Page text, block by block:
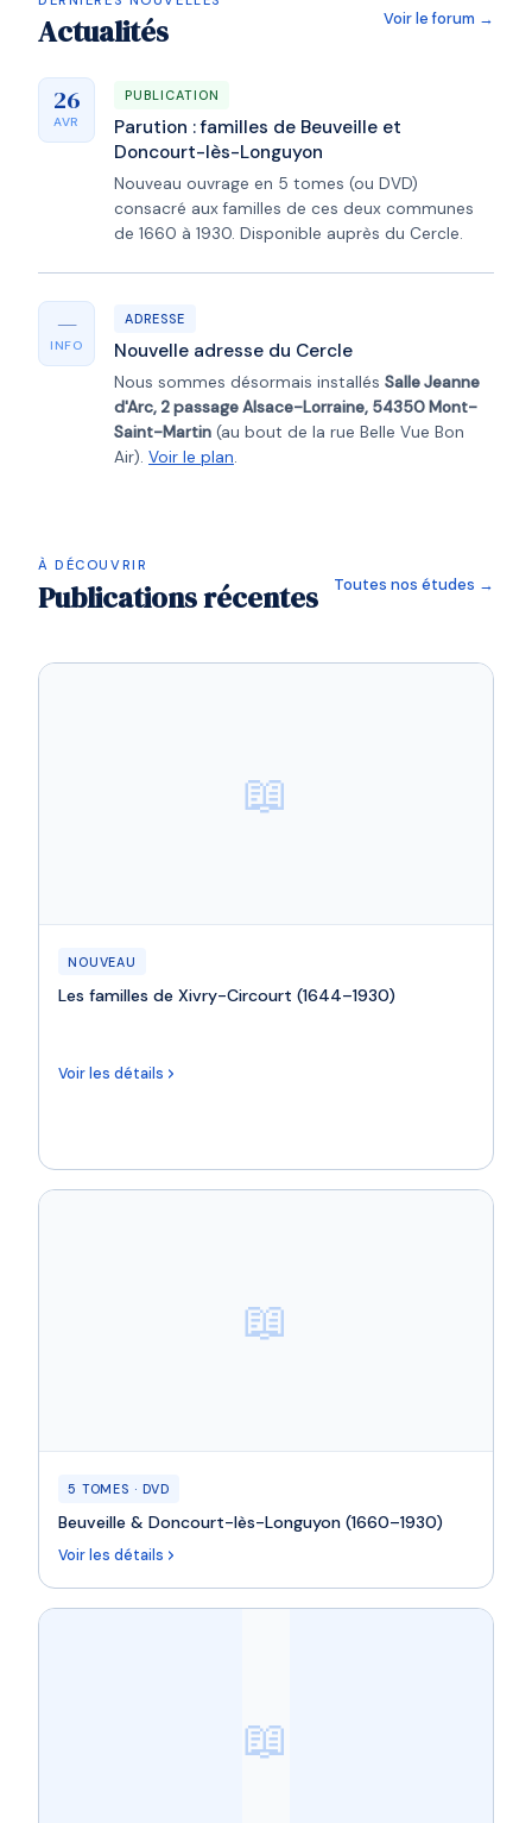
Actualités Voir le forum →
26
AVR
PUBLICATION
Parution : familles de Beuveille et
Doncourt-lès-Longuyon
Nouveau ouvrage en 5 tomes (ou DVD)
consacré aux familles de ces deux communes
de 1660 à 1930. Disponible auprès du Cercle.
—
INFO
ADRESSE
Nouvelle adresse du Cercle
Nous sommes désormais installés Salle Jeanne
d'Arc, 2 passage Alsace-Lorraine, 54350 Mont-
Saint-Martin (au bout de la rue Belle Vue Bon
Air). Voir le plan.
À DÉCOUVRIR
Publications récentes Toutes nos études →
📖
NOUVEAU
Les familles de Xivry-Circourt (1644–1930)
Voir les détails
📖
5 TOMES · DVD
Beuveille & Doncourt-lès-Longuyon (1660–1930)
Voir les détails
📖